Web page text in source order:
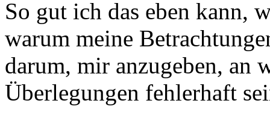
So gut ich das eben kann,
warum meine
darum, mir anzugeben, an
Überlegungen fehlerhaft